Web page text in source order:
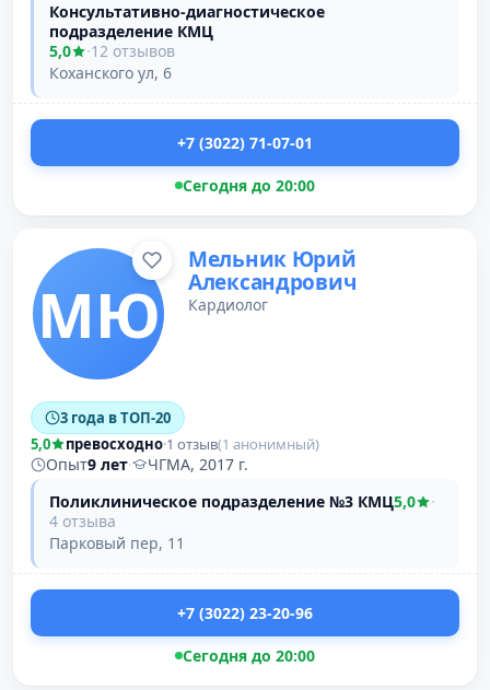
Консультативно-диагностическое
подразделение КМЦ
5,0
·12 отзывов
Коханского ул, 6
+7 (3022) 71-07-01
Сегодня до 20:00
МЮ
Мельник Юрий
Александрович
Кардиолог
3 года в ТОП-20
5,0
превосходно·1 отзыв(1 анонимный)
Опыт9 лет·
ЧГМА, 2017 г.
Поликлиническое подразделение №3 КМЦ5,0
·
4 отзыва
Парковый пер, 11
+7 (3022) 23-20-96
Сегодня до 20:00